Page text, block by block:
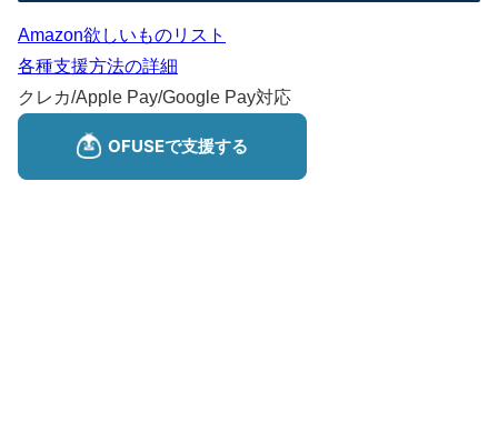
Amazon欲しいものリスト
各種支援方法の詳細
クレカ/Apple Pay/Google Pay対応